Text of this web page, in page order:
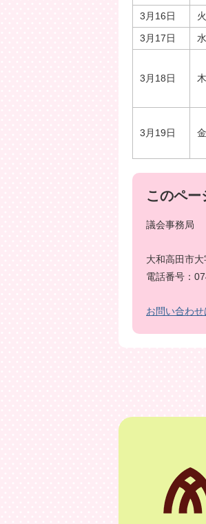
3月16日
3月17日
3月18日
3月19日
このペー
議会事務局
大和高田市大
電話番号：
お問い合わせ